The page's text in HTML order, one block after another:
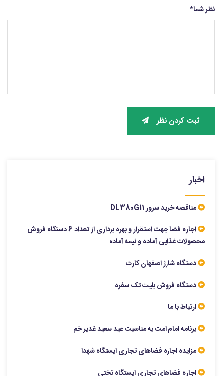
نظر شما*
ثبت کردن نظر
اخبار
مناقصه خرید سرور DL380G11
اجاره فضا جهت استقرار و بهره برداری از تعداد 6 دستگاه فروش
محصولات غذایی آماده و نیمه آماده
دستگاه شارژ اصفهان کارت
دستگاه فروش بلیت تک سفره
ارتباط با ما
برنامه امام امت به مناسبت عید سعید غدیر خم
مزایده اجاره فضاهای تجاری ایستگاه شهدا
اجاره فضاهای تجاری ایستگاه تختی